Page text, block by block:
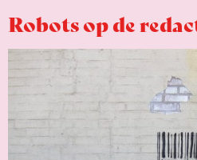
Robots op de